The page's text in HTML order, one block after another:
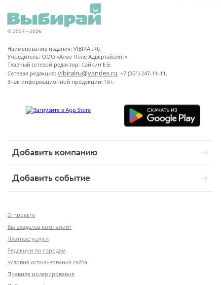
© 2007—2026
Наименование издания: VIBIRAI.RU
Учредитель: ООО «Алое Поле Адвертайзинг».
Главный сетевой редактор: Сайкин Е.Б.
Сетевая редакция: vibirairu@yandex.ru , +7 (351) 247-11-11.
Знак информационной продукции: 16+.
Добавить компанию
Добавить событие
О проекте
Вы владелец компании?
Платные услуги
Редакции по городам
Условия использования сайта
Правила модерирования